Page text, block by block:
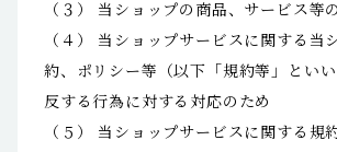
（３） 当ショップの商品、サービス等
（４） 当ショップサービスに関する当
約、ポリシー等（以下「規約等」とい
反する行為に対する対応のため
（５） 当ショップサービスに関する規